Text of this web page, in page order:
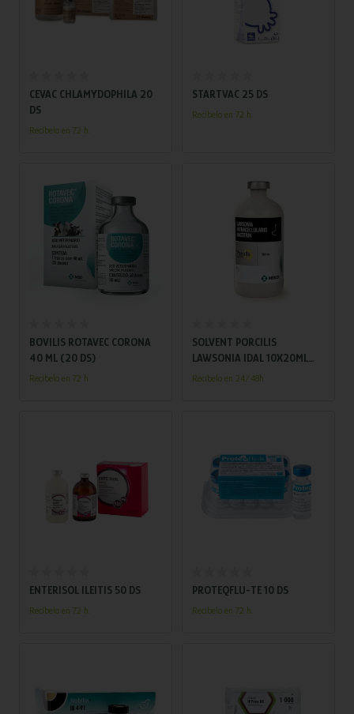
CEVAC CHLAMYDOPHILA 20
DS
Recíbelo en 72 h.
STARTVAC 25 DS
Recíbelo en 72 h.
BOVILIS ROTAVEC CORONA
40 ML (20 DS)
Recíbelo en 72 h.
SOLVENT PORCILIS
LAWSONIA IDAL 10X20ML
(10X100 DS)
Recíbelo en 24/48h
ENTERISOL ILEITIS 50 DS
Recíbelo en 72 h.
PROTEQFLU-TE 10 DS
Recíbelo en 72 h.